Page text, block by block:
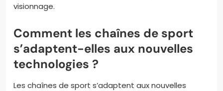
visionnage.
Comment les chaînes de sport
s’adaptent-elles aux nouvelles
technologies ?
Les chaînes de sport s’adaptent aux nouvelles